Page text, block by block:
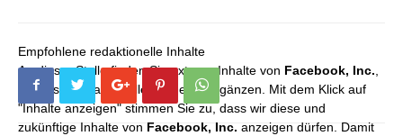
Empfohlene redaktionelle Inhalte
An dieser Stelle finden Sie externe Inhalte von Facebook, Inc.
die unser redaktionelles Angebot ergänzen. Mit dem Klick auf
"Inhalte anzeigen" stimmen Sie zu, dass wir diese und
zukünftige Inhalte von Facebook, Inc. anzeigen dürfen. Damit